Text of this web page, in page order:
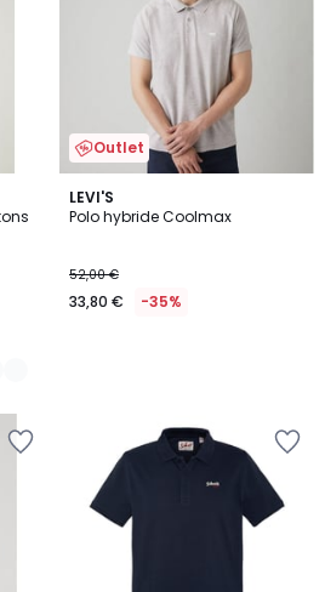
Outlet
LEVI'S
Polo hybride Coolmax
52,00 €
33,80 € -35%